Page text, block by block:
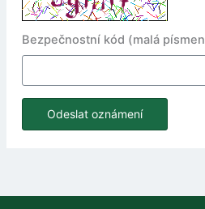
Bezpečnostní kód (malá
Odeslat oznámení